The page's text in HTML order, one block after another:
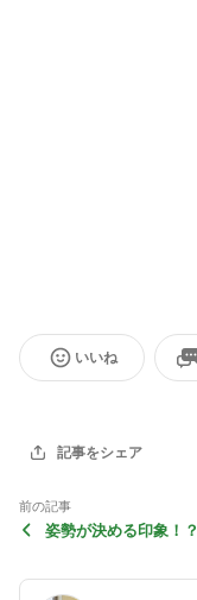
いいね
記事をシェア
前の記事
姿勢が決める印象！？